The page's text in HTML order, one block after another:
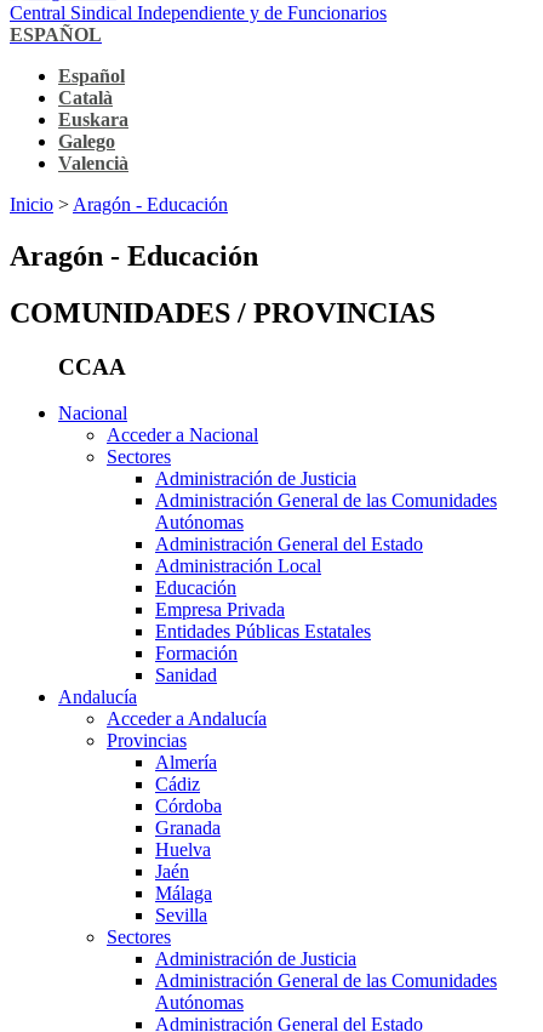
Central Sindical Independiente y de Funcionarios
ESPAÑOL
Español
Català
Euskara
Galego
Valencià
Inicio > Aragón - Educación
Aragón - Educación
COMUNIDADES / PROVINCIAS
CCAA
Nacional
Acceder a Nacional
Sectores
Administración de Justicia
Administración General de las Comunidades
Autónomas
Administración General del Estado
Administración Local
Educación
Empresa Privada
Entidades Públicas Estatales
Formación
Sanidad
Andalucía
Acceder a Andalucía
Provincias
Almería
Cádiz
Córdoba
Granada
Huelva
Jaén
Málaga
Sevilla
Sectores
Administración de Justicia
Administración General de las Comunidades
Autónomas
Administración General del Estado